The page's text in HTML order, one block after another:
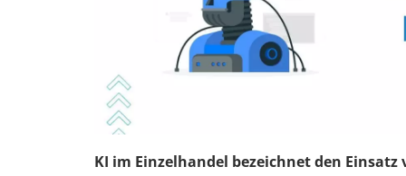
KI im Einzelhandel bezeichnet den Einsatz